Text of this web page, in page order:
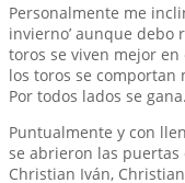
Personalmente me
invierno’ aunque debo
toros se viven mejor
los toros se
Por todos lados se gana.
Puntualmente y con
se abrieron las
Christian Iván,